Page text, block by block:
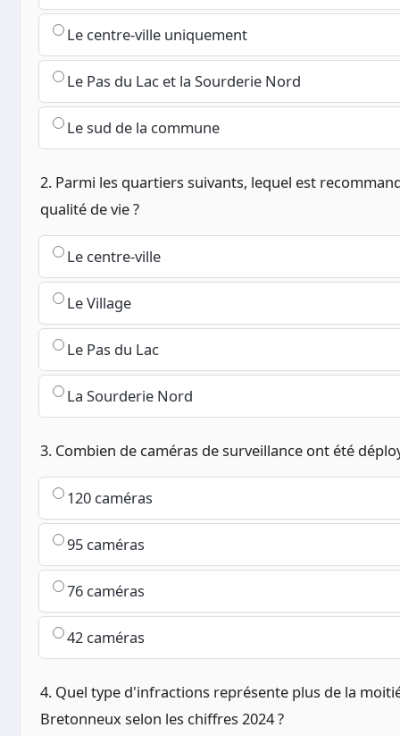
Le centre-ville uniquement
Le Pas du Lac et la Sourderie Nord
Le sud de la commune
2. Parmi les quartiers suivants, lequel est
qualité de vie ?
Le centre-ville
Le Village
Le Pas du Lac
La Sourderie Nord
3. Combien de caméras de surveillance ont été
120 caméras
95 caméras
76 caméras
42 caméras
4. Quel type d'infractions représente plus de la
Bretonneux selon les chiffres 2024 ?